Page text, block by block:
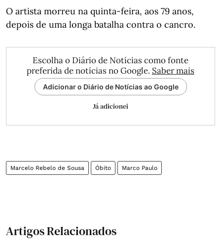
O artista morreu na quinta-feira, aos 79 anos,
depois de uma longa batalha contra o cancro.
Escolha o Diário de Notícias como fonte
preferida de notícias no Google. Saber mais
Adicionar o Diário de Notícias ao Google
Já adicionei
Marcelo Rebelo de Sousa Óbito Marco Paulo
Artigos Relacionados